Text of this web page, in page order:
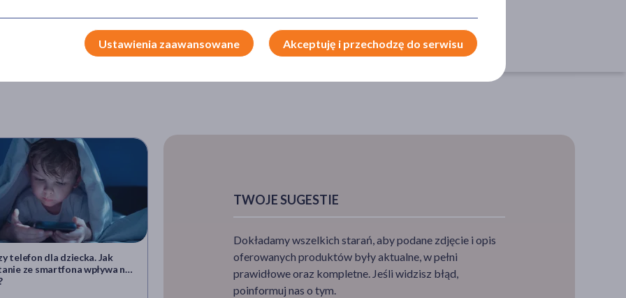
telefon dla dziecka. Jak
ze smartfona wpływa na
Apteczka na sytuacje kryzysowe. Co
warto mieć w domu na wypadek
nagłych zagrożeń?
TWOJE SUGESTIE
Dokładamy wszelkich starań, aby podane zdjęcie i opis
oferowanych produktów były aktualne, w pełni
prawidłowe oraz kompletne. Jeśli widzisz błąd,
poinformuj nas o tym.
Ustawienia zaawansowane Akceptuję i przechodzę do serwisu